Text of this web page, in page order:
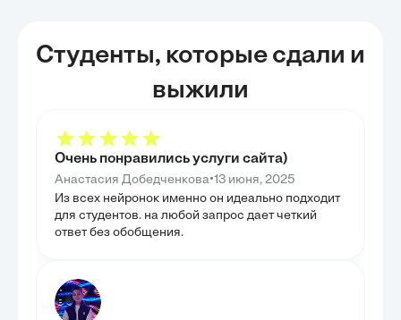
средств
Студенты, которые сдали и
выжили
Очень понравились услуги сайта)
Анастасия Добедченкова•13 июня, 2025
Из всех нейронок именно он идеально подходит
для студентов. на любой запрос дает четкий
ответ без обобщения.